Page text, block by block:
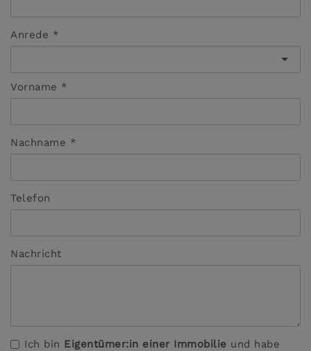
Anrede
Vorname
Nachname
Telefon
Nachricht
Ich bin Eigentümer:in einer Immobilie und habe